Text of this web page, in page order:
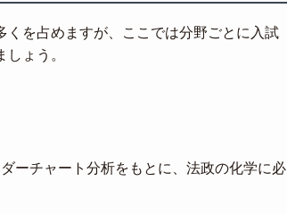
を占めますが、ここでは分野ごとに入試
ょう。
ーチャート分析をもとに、法政の化学に必